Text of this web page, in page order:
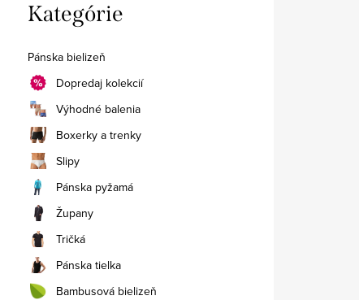
o
č
n
ý
p
a
n
e
l
Preskočiť
kategórie
Kategórie
Pánska bielizeň
Dopredaj kolekcií
Výhodné balenia
Boxerky a trenky
Slipy
Pánska pyžamá
Župany
Tričká
Pánska tielka
Bambusová bielizeň